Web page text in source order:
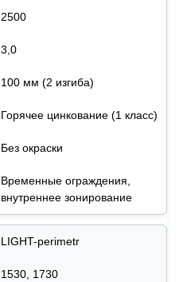
2500
3,0
100 мм (2 изгиба)
Горячее цинкование (1 класс)
Без окраски
Временные ограждения,
внутреннее зонирование
LIGHT-perimetr
1530, 1730